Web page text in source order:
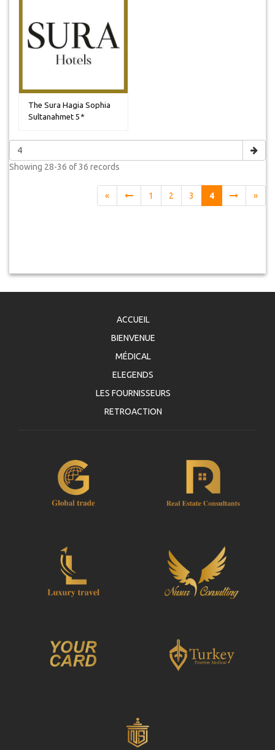
The Sura Hagia Sophia
Sultanahmet 5*
Showing 28-36 of 36 records
« 1 2 3 4 »
ACCUEIL
BIENVENUE
MÉDICAL
ELEGENDS
LES FOURNISSEURS
RETROACTION